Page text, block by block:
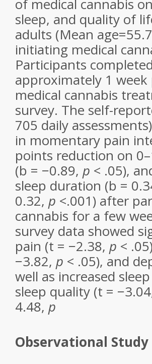
of medical cannabis
sleep, and quality of
adults (Mean
initiating medical
Participants
approximately 1
medical cannabis
survey. The self-
705 daily
in momentary pain
points reduction on
(b = −0.89, p < .05),
sleep duration (b =
0.32, p <.001) after
cannabis for a few
survey data showed
pain (t = −2.38, p <
−3.82, p < .05), and
well as increased
sleep quality (t =
4.48, p
Observational Study